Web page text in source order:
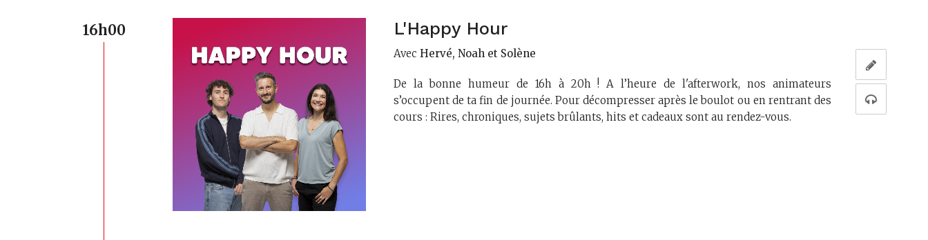
16h00 L'Happy Hour
Avec Hervé, Noah et Solène
De la bonne humeur de 16h à 20h ! A l’heure de l'afterwork, nos animateurs
s’occupent de ta fin de journée. Pour décompresser après le boulot ou en rentrant des
cours : Rires, chroniques, sujets brûlants, hits et cadeaux sont au rendez-vous.